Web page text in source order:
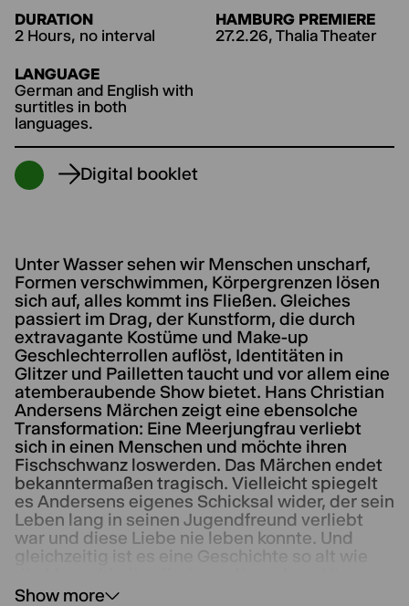
DURATION
2 Hours, no interval
HAMBURG PREMIERE
27.2.26, Thalia Theater
LANGUAGE
German and English with
surtitles in both
languages.
Digital booklet
Unter Wasser sehen wir Menschen unscharf,
Formen verschwimmen, Körpergrenzen lösen
sich auf, alles kommt ins Fließen. Gleiches
passiert im Drag, der Kunstform, die durch
extravagante Kostüme und Make-up
Geschlechterrollen auflöst, Identitäten in
Glitzer und Pailletten taucht und vor allem eine
atemberaubende Show bietet. Hans Christian
Andersens Märchen zeigt eine ebensolche
Transformation: Eine Meerjungfrau verliebt
sich in einen Menschen und möchte ihren
Fischschwanz loswerden. Das Märchen endet
bekanntermaßen tragisch. Vielleicht spiegelt
es Andersens eigenes Schicksal wider, der sein
Leben lang in seinen Jugendfreund verliebt
war und diese Liebe nie leben konnte. Und
gleichzeitig ist es eine Geschichte so alt wie
und Wassergeistern, von Verwandlung und der
Show more